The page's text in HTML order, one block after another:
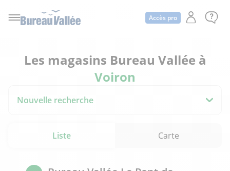
Accès pro
Les magasins Bureau Vallée à
Voiron
Nouvelle recherche
Liste Carte